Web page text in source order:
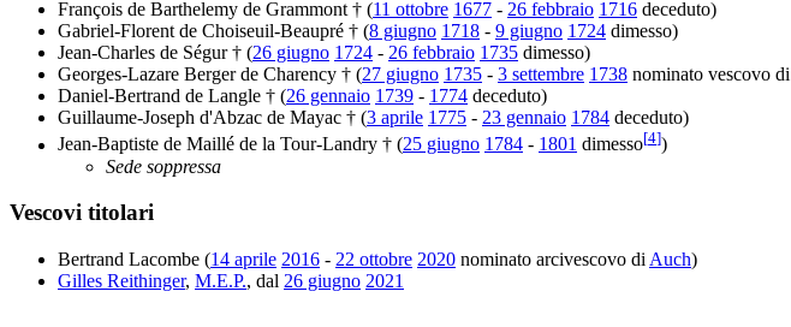
François de Barthelemy de Grammont † (11 ottobre 1677 - 26 febbraio 1716 deceduto)
Gabriel-Florent de Choiseuil-Beaupré † (8 giugno 1718 - 9 giugno 1724 dimesso)
Jean-Charles de Ségur † (26 giugno 1724 - 26 febbraio 1735 dimesso)
Georges-Lazare Berger de Charency † (27 giugno 1735 - 3 settembre 1738 nominato vescovo di
Daniel-Bertrand de Langle † (26 gennaio 1739 - 1774 deceduto)
Guillaume-Joseph d'Abzac de Mayac † (3 aprile 1775 - 23 gennaio 1784 deceduto)
Jean-Baptiste de Maillé de la Tour-Landry † (25 giugno 1784 - 1801 dimesso[4])
Sede soppressa
Vescovi titolari
Bertrand Lacombe (14 aprile 2016 - 22 ottobre 2020 nominato arcivescovo di Auch)
Gilles Reithinger, M.E.P., dal 26 giugno 2021